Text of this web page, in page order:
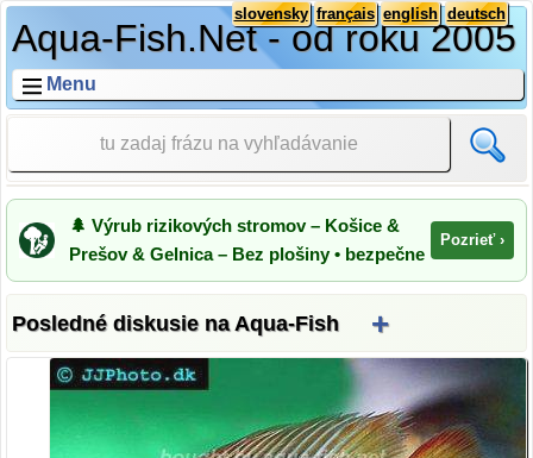
Aqua-Fish.Net - od roku 2005
deutsch
english
français
slovensky
Menu
🌲 Výrub rizikových stromov – Košice &
Prešov & Gelnica – Bez plošiny • bezpečne
Pozrieť ›
Posledné diskusie na Aqua-Fish +